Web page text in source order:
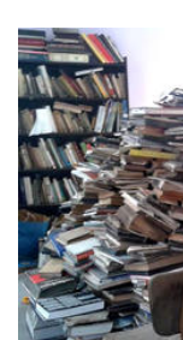
Imagen